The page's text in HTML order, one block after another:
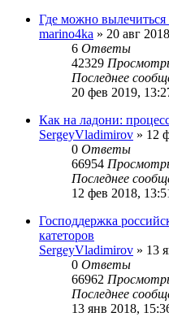
Где можно вылечиться
marino4ka » 20 авг
6 Ответы
42329
Последнее
20 фев 2019,
Как на ладони:
SergeyVladimirov » 12
0 Ответы
66954
Последнее
12 фев 2018,
Господдержка
катеторов
SergeyVladimirov » 13
0 Ответы
66962
Последнее
13 янв 2018,